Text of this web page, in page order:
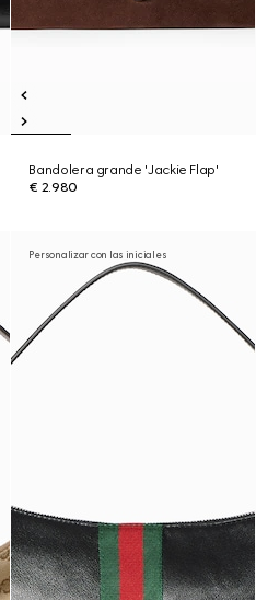
Bandolera grande 'Jackie Flap'
€ 2.980
Personalizar con las iniciales